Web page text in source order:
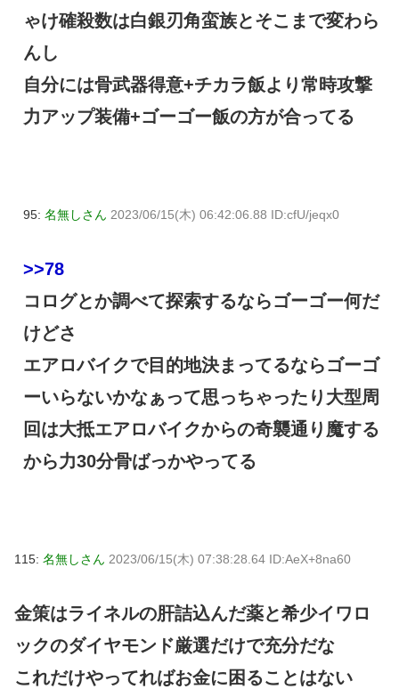
ゃけ確殺数は白銀刃角蛮族とそこまで変わら
んし
自分には骨武器得意+チカラ飯より常時攻撃
力アップ装備+ゴーゴー飯の方が合ってる
95: 名無しさん 2023/06/15(木) 06:42:06.88 ID:cfU/jeqx0
>>78
コログとか調べて探索するならゴーゴー何だ
けどさ
エアロバイクで目的地決まってるならゴーゴ
ーいらないかなぁって思っちゃったり大型周
回は大抵エアロバイクからの奇襲通り魔する
から力30分骨ばっかやってる
115: 名無しさん 2023/06/15(木) 07:38:28.64 ID:AeX+8na60
金策はライネルの肝詰込んだ薬と希少イワロ
ックのダイヤモンド厳選だけで充分だな
これだけやってればお金に困ることはない